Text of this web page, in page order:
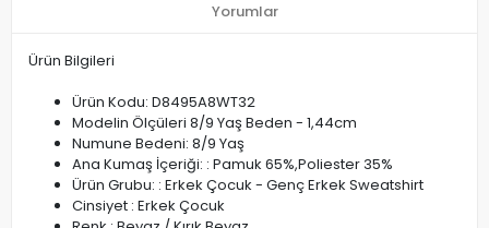
Yorumlar
Ürün Bilgileri
Ürün Kodu: D8495A8WT32
Modelin Ölçüleri 8/9 Yaş Beden - 1,44cm
Numune Bedeni: 8/9 Yaş
Ana Kumaş İçeriği: : Pamuk 65%,Poliester 35%
Ürün Grubu: : Erkek Çocuk - Genç Erkek Sweatshirt
Cinsiyet : Erkek Çocuk